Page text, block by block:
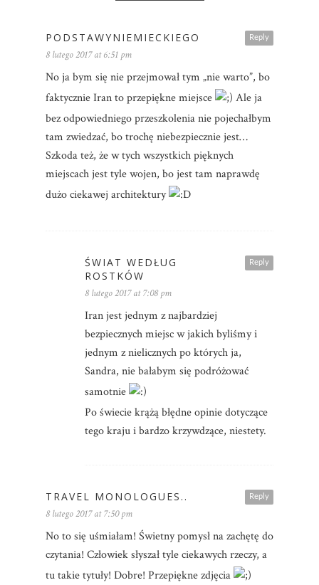
Reply
PODSTAWYNIEMIECKIEGO
8 lutego 2017 at 6:51 pm
No ja bym się nie przejmował tym „nie warto”, bo
faktycznie Iran to przepiękne miejsce
Ale ja
bez odpowiedniego przeszkolenia nie pojechałbym
tam zwiedzać, bo trochę niebezpiecznie jest…
Szkoda też, że w tych wszystkich pięknych
miejscach jest tyle wojen, bo jest tam naprawdę
dużo ciekawej architektury
Reply
ŚWIAT WEDŁUG
ROSTKÓW
8 lutego 2017 at 7:08 pm
Iran jest jednym z najbardziej
bezpiecznych miejsc w jakich byliśmy i
jednym z nielicznych po których ja,
Sandra, nie bałabym się podróżować
samotnie
Po świecie krążą błędne opinie dotyczące
tego kraju i bardzo krzywdzące, niestety.
Reply
TRAVEL MONOLOGUES..
8 lutego 2017 at 7:50 pm
No to się uśmiałam! Świetny pomysł na zachętę do
czytania! Człowiek słyszał tyle ciekawych rzeczy, a
tu takie tytuły! Dobre! Przepiękne zdjęcia